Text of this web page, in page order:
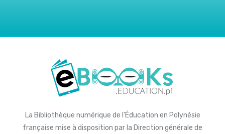
La Bibliothèque numérique de l’Éducation en Polynésie
française mise à disposition par la Direction générale de